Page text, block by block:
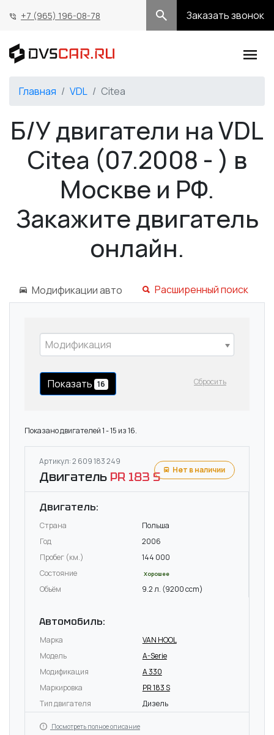
+7 (965) 196-08-78 Заказать звонок
Главная VDL Citea
Б/У двигатели на VDL
Citea (07.2008 - ) в
Москве и РФ.
Закажите двигатель
онлайн.
Модификации авто Расширенный поиск
Модификация
Показать 16 Сбросить
Показано двигателей 1 - 15 из 16.
Артикул: 2 609 183 249
Двигатель PR 183 S Нет в наличии
Двигатель:
Страна
Польша
Год
2006
Пробег (км.)
144 000
Состояние
Хорошее
Объём 9.2 л. (9200 ccm)
Автомобиль:
Марка
VAN HOOL
Модель
A-Serie
Модификация
A 330
Маркировка
PR 183 S
Тип двигателя
Дизель
Посмотреть полное описание